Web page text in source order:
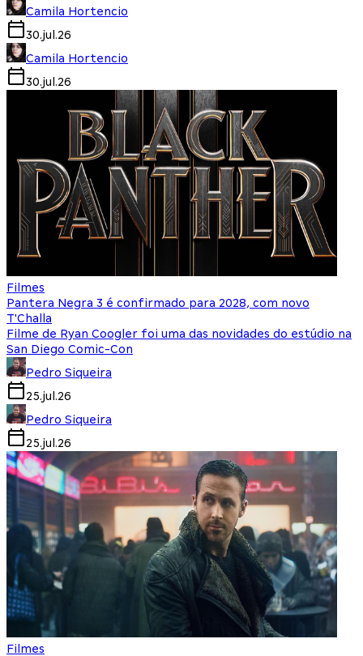
Camila Hortencio
30.jul.26
Camila Hortencio
30.jul.26
Filmes
Pantera Negra 3 é confirmado para 2028, com novo
T'Challa
Filme de Ryan Coogler foi uma das novidades do estúdio na
San Diego Comic-Con
Pedro Siqueira
25.jul.26
Pedro Siqueira
25.jul.26
Filmes